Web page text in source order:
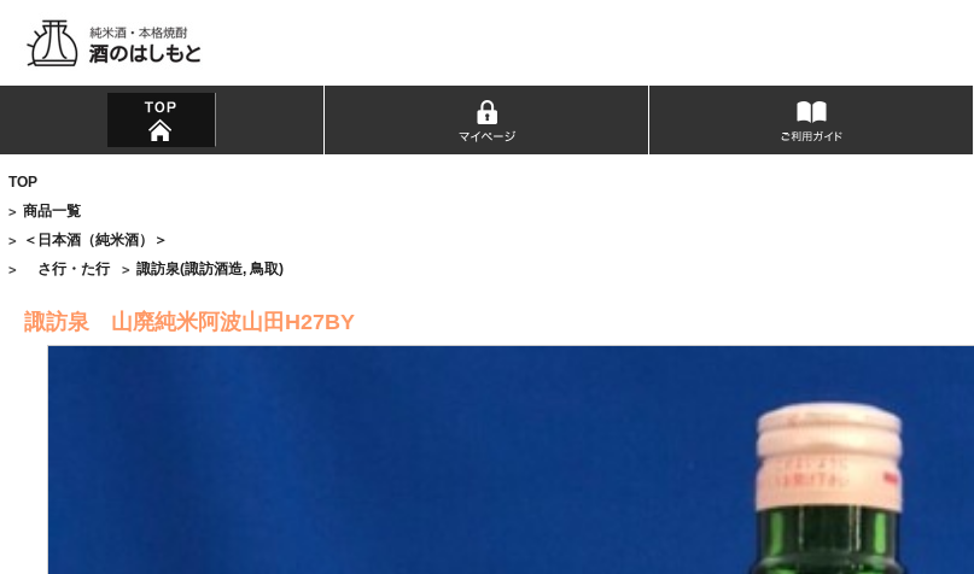
TOP
> 商品一覧
> ＜日本酒（純米酒）＞
> さ行・た行 > 諏訪泉(諏訪酒造, 鳥取)
諏訪泉 山廃純米阿波山田H27BY